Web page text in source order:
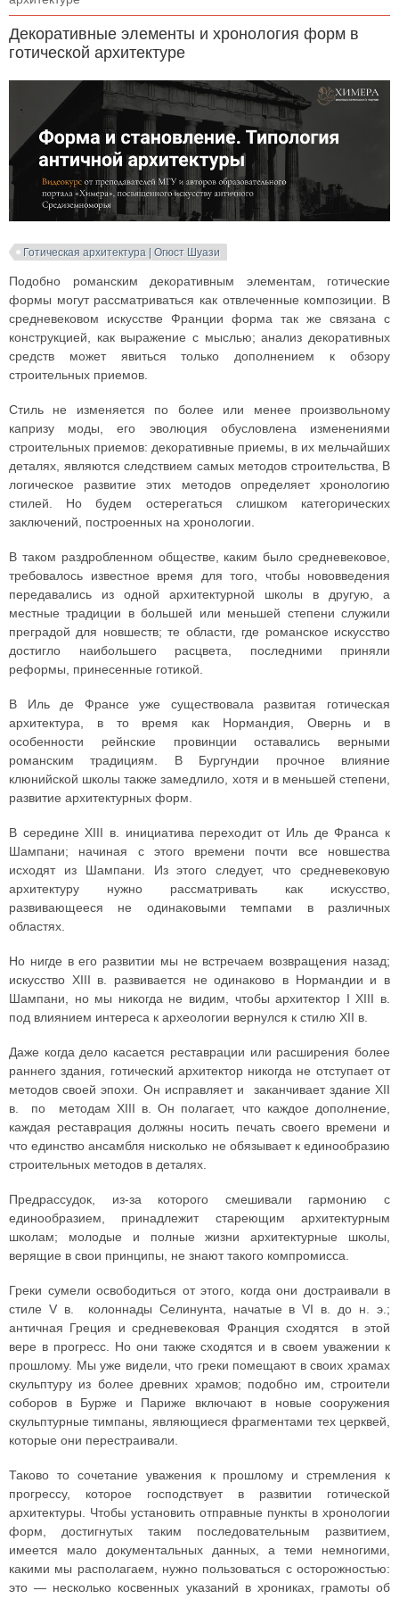
Декоративные элементы и хронология форм в
готической архитектуре
Готическая архитектура | Огюст Шуази
Подобно романским декоративным элементам, готические
формы могут рассматриваться как отвлеченные композиции. В
средневековом искусстве Франции форма так же связана с
конструкцией, как выражение с мыслью; анализ декоративных
средств может явиться только дополнением к обзору
строительных приемов.
Стиль не изменяется по более или менее произвольному
капризу моды, его эволюция обусловлена изменениями
строительных приемов: декоративные приемы, в их мельчайших
деталях, являются следствием самых методов строительства, В
логическое развитие этих методов определяет хронологию
стилей. Но будем остерегаться слишком категорических
заключений, построенных на хронологии.
В таком раздробленном обществе, каким было средневековое,
требовалось известное время для того, чтобы нововведения
передавались из одной архитектурной школы в другую, а
местные традиции в большей или меньшей степени служили
преградой для новшеств; те области, где романское искусство
достигло наибольшего расцвета, последними приняли
реформы, принесенные готикой.
В Иль де Франсе уже существовала развитая готическая
архитектура, в то время как Нормандия, Овернь и в
особенности рейнские провинции оставались верными
романским традициям. В Бургундии прочное влияние
клюнийской школы также замедлило, хотя и в меньшей степени,
развитие архитектурных форм.
В середине XIII в. инициатива переходит от Иль де Франса к
Шампани; начиная с этого времени почти все новшества
исходят из Шампани. Из этого следует, что средневековую
архитектуру нужно рассматривать как искусство,
развивающееся не одинаковыми темпами в различных
областях.
Но нигде в его развитии мы не встречаем возвращения назад;
искусство XIII в. развивается не одинаково в Нормандии и в
Шампани, но мы никогда не видим, чтобы архитектор I XIII в.
под влиянием интереса к археологии вернулся к стилю XII в.
Даже когда дело касается реставрации или расширения более
раннего здания, готический архитектор никогда не отступает от
методов своей эпохи. Он исправляет и заканчивает здание XII
в. по методам XIII в. Он полагает, что каждое дополнение,
каждая реставрация должны носить печать своего времени и
что единство ансамбля нисколько не обязывает к единообразию
строительных методов в деталях.
Предрассудок, из-за которого смешивали гармонию с
единообразием, принадлежит стареющим архитектурным
школам; молодые и полные жизни архитектурные школы,
верящие в свои принципы, не знают такого компромисса.
Греки сумели освободиться от этого, когда они достраивали в
стиле V в. колоннады Селинунта, начатые в VI в. до н. э.;
античная Греция и средневековая Франция сходятся в этой
вере в прогресс. Но они также сходятся и в своем уважении к
прошлому. Мы уже видели, что греки помещают в своих храмах
скульптуру из более древних храмов; подобно им, строители
соборов в Бурже и Париже включают в новые сооружения
скульптурные тимпаны, являющиеся фрагментами тех церквей,
которые они перестраивали.
Таково то сочетание уважения к прошлому и стремления к
прогрессу, которое господствует в развитии готической
архитектуры. Чтобы установить отправные пункты в хронологии
форм, достигнутых таким последовательным развитием,
имеется мало документальных данных, а теми немногими,
какими мы располагаем, нужно пользоваться с осторожностью:
это — несколько косвенных указаний в хрониках, грамоты об